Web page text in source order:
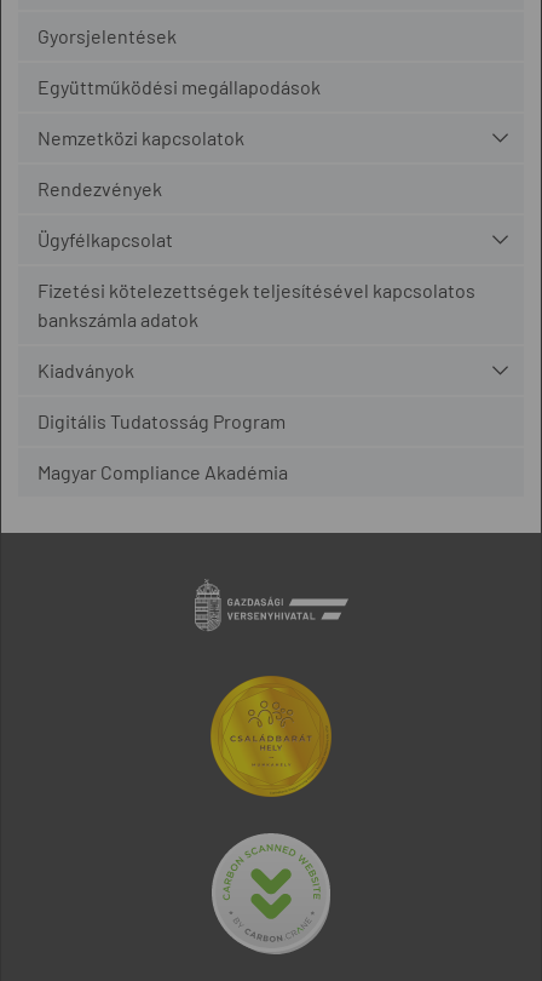
Gyorsjelentések
Együttműködési megállapodások
Nemzetközi kapcsolatok
Rendezvények
Ügyfélkapcsolat
Fizetési kötelezettségek teljesítésével kapcsolatos
bankszámla adatok
Kiadványok
Digitális Tudatosság Program
Magyar Compliance Akadémia